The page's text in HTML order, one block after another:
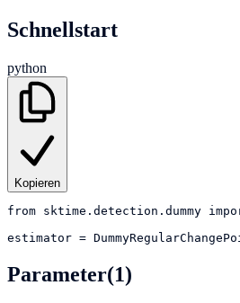
Schnellstart
python
Kopieren
from sktime.detection.dummy
estimator =
Parameter(1)